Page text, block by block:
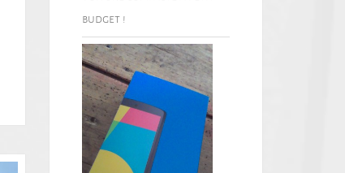
budget !